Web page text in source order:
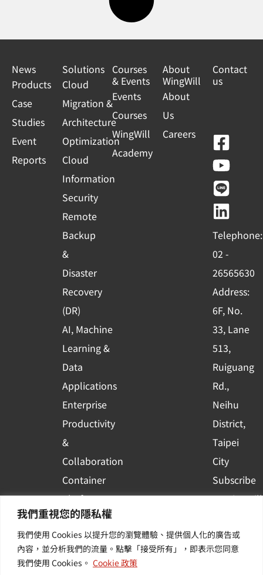
我們重視您的隱私權
我們使用 Cookies 以提升您的瀏覽體驗、提供個人化的廣告或
內容，並分析我們的流量。點擊「接受所有」，即表示您同意
我們使用 Cookies。 Cookie 政策
News
Products
Case
Studies
Event
Reports
Solutions
Cloud
Migration &
Architecture
Optimization
Cloud
Information
Security
Remote
Backup
&
Disaster
Recovery
(DR)
AI, Machine
Learning &
Data
Applications
Enterprise
Productivity
&
Collaboration
Container
Platform
Applications
Others /
Value-
Courses
& Events
Events
Courses
WingWill
Academy
About
WingWill
About
Us
Careers
Contact
us
F
a
c
e
b
o
o
k
-
s
q
u
a
r
e
Y
o
u
t
u
b
e
L
i
n
e
L
i
n
k
e
d
i
n
Telephone:
02 -
26565630
Address:
6F, No.
33, Lane
513,
Ruiguang
Rd.,
Neihu
District,
Taipei
City
Subscribe
to WingWill
the latest
event and